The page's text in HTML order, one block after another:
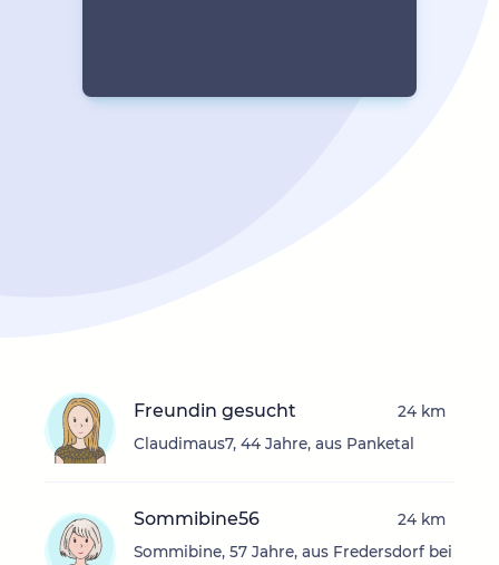
Freundin gesucht
Claudimaus7, 44 Jahre, aus Panketal
24 km
Sommibine56
Sommibine, 57 Jahre, aus Fredersdorf bei
24 km